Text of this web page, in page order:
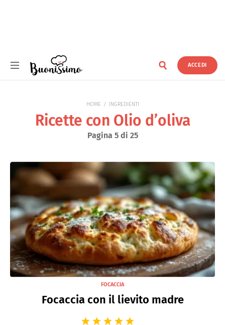
ACCEDI
HOME INGREDIENTI
Ricette con Olio d’oliva
Pagina 5 di 25
FOCACCIA
Focaccia con il lievito madre